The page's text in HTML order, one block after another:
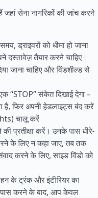
सेना नागरिकों की जांच करने
ड्राइवरों को धीमा हो जाना
दस्तावेज़ तैयार करने चाहिए।
जाना चाहिए और विंडशील्ड से
“STOP” संकेत दिखाई देगा –
फिर अपनी हेडलाइट्स बंद करें
चालू करें
प्रतीक्षा करें। उनके पास धीरे-
के लिए न कहा जाए, तब तक
करने के लिए, साइड विंडो को
के ट्रंक और इंटीरियर का
पास करने के बाद, आप केवल